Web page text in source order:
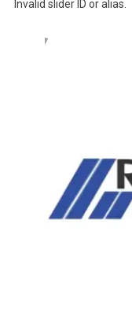
Invalid slider ID or alias.